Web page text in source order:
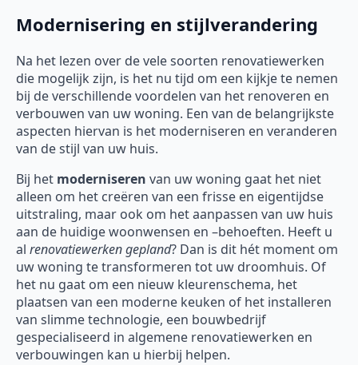
Modernisering en stijlverandering
Na het lezen over de vele soorten renovatiewerken
die mogelijk zijn, is het nu tijd om een kijkje te nemen
bij de verschillende voordelen van het renoveren en
verbouwen van uw woning. Een van de belangrijkste
aspecten hiervan is het moderniseren en veranderen
van de stijl van uw huis.
Bij het moderniseren van uw woning gaat het niet
alleen om het creëren van een frisse en eigentijdse
uitstraling, maar ook om het aanpassen van uw huis
aan de huidige woonwensen en –behoeften. Heeft u
al renovatiewerken gepland? Dan is dit hét moment om
uw woning te transformeren tot uw droomhuis. Of
het nu gaat om een nieuw kleurenschema, het
plaatsen van een moderne keuken of het installeren
van slimme technologie, een bouwbedrijf
gespecialiseerd in algemene renovatiewerken en
verbouwingen kan u hierbij helpen.